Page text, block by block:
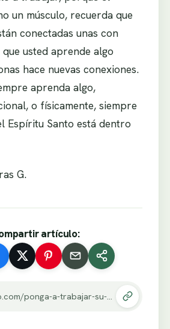
un músculo, recuerda que
conectadas unas con
usted aprende algo
hace nuevas conexiones.
aprenda algo,
o físicamente, siempre
Espíritu Santo está dentro
G.
artículo:
https://renuevo.com/ponga-a-trabajar-su-cerebro.html